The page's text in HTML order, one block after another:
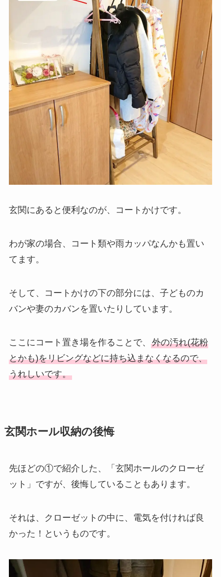
玄関にあると便利なのが、コートかけです。
わが家の場合、コート類や雨カッパなんかも置い
てます。
そして、コートかけの下の部分には、子どものカ
バンや妻のカバンを置いたりしています。
ここにコート置き場を作ることで、 外の汚れ(花粉
とかも)をリビングなどに持ち込まなくなるので、
うれしいです。
玄関ホール収納の後悔
先ほどの①で紹介した、「玄関ホールのクローゼ
ット」ですが、後悔していることもあります。
それは、クローゼットの中に、電気を付ければ良
かった！というものです。